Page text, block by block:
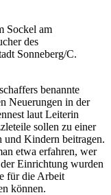
Sockel am
des
Sonneberg/C.
benannte
Neuerungen in der
laut Leiterin
sollen zu einer
und Kindern beitragen.
etwa erfahren, wer
Einrichtung wurden
für die Arbeit
können.